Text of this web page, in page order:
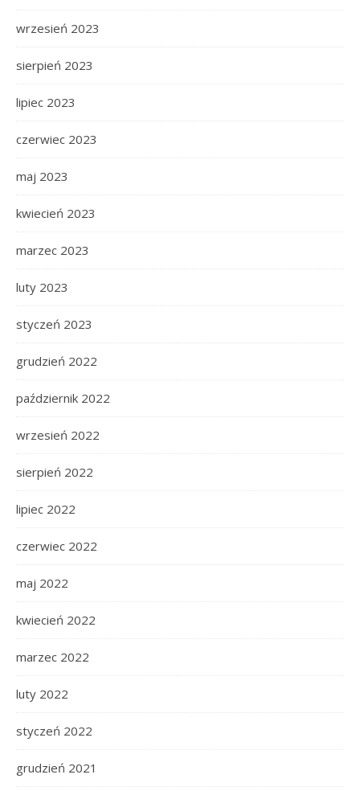
wrzesień 2023
sierpień 2023
lipiec 2023
czerwiec 2023
maj 2023
kwiecień 2023
marzec 2023
luty 2023
styczeń 2023
grudzień 2022
październik 2022
wrzesień 2022
sierpień 2022
lipiec 2022
czerwiec 2022
maj 2022
kwiecień 2022
marzec 2022
luty 2022
styczeń 2022
grudzień 2021